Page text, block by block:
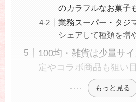
のカラフルなお菓子
業務スーパー・タジ
シェアして種類を増
100均・雑貨は少量サ
定やコラボ商品も狙い目
もっと見る